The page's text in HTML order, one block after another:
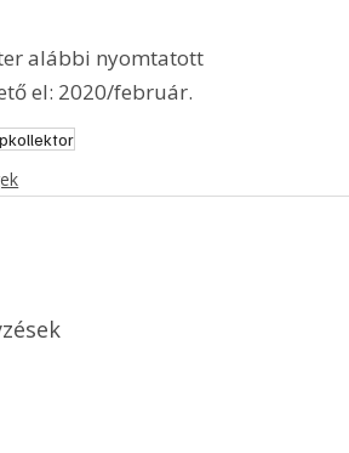
alábbi nyomtatott
el: 2020/február.